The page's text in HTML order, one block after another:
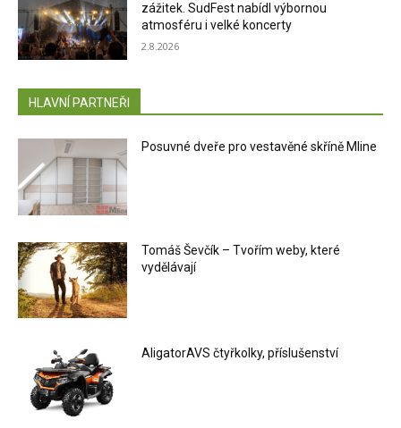
zážitek. SudFest nabídl výbornou
atmosféru i velké koncerty
2.8.2026
HLAVNÍ PARTNEŘI
Posuvné dveře pro vestavěné skříně Mline
Tomáš Ševčík – Tvořím weby, které
vydělávají
AligatorAVS čtyřkolky, příslušenství